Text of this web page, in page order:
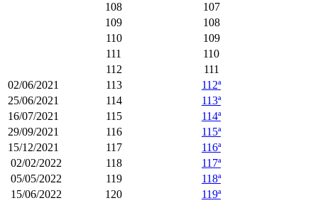
108
107
109
108
110
109
111
110
112
111
02/06/2021
113
112ª
25/06/2021
114
113ª
16/07/2021
115
114ª
29/09/2021
116
115ª
15/12/2021
117
116ª
02/02/2022
118
117ª
05/05/2022
119
118ª
15/06/2022
120
119ª